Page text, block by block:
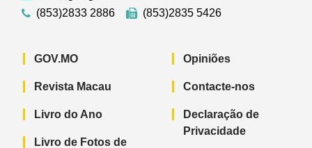
(853)2833 2886
(853)2835 5426
GOV.MO
Revista Macau
Livro do Ano
Livro de Fotos de
Opiniões
Contacte-nos
Declaração de
Privacidade